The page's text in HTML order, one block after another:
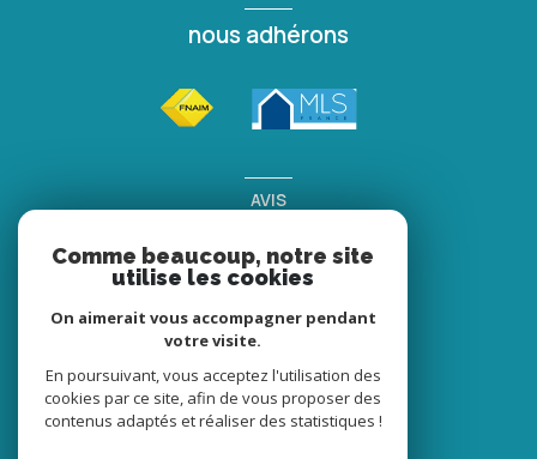
nous adhérons
AVIS
clients
Comme beaucoup, notre site
utilise les cookies
On aimerait vous accompagner pendant
votre visite.
En poursuivant, vous acceptez l'utilisation des
cookies par ce site, afin de vous proposer des
contenus adaptés et réaliser des statistiques !